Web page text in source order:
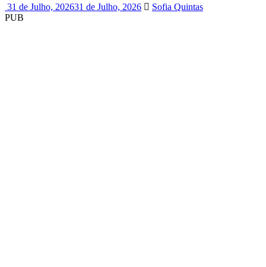
31 de Julho, 202631 de Julho, 2026
Sofia Quintas
PUB